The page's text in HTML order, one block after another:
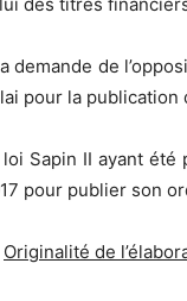
demande de
pour la publication
loi Sapin II ayant été
pour publier son
Originalité de